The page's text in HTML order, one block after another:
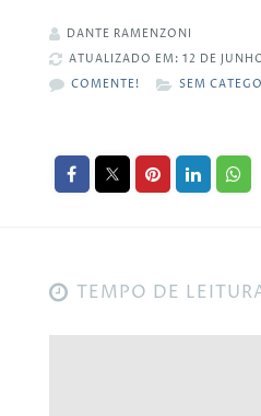
DANTE RAMENZONI
ATUALIZADO EM: 12 DE
COMENTE!
SEM
TEMPO DE